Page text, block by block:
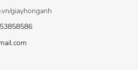
giayhonganh